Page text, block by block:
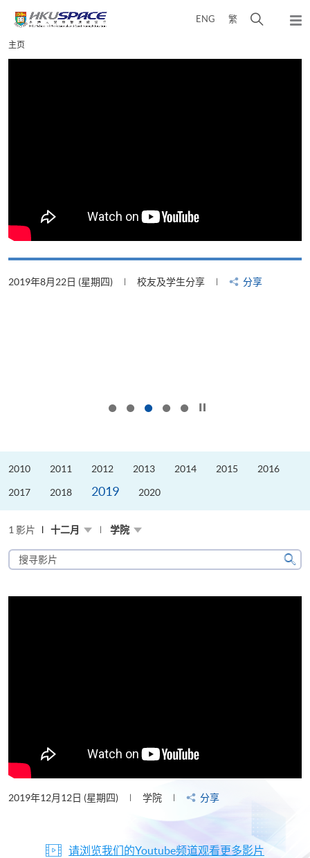
content
ENG 繁
弹
Main
content
主页
2019年8月22日 (星期四) 校友及学生分享 分享
2010 2011 2012 2013 2014 2015 2016
2017 2018 2019 2020
1 影片 十二月 学院
搜
寻
片
搜
2019年12月12日 (星期四) 学院 分享
请浏览我们的Youtube频道观看更多影片